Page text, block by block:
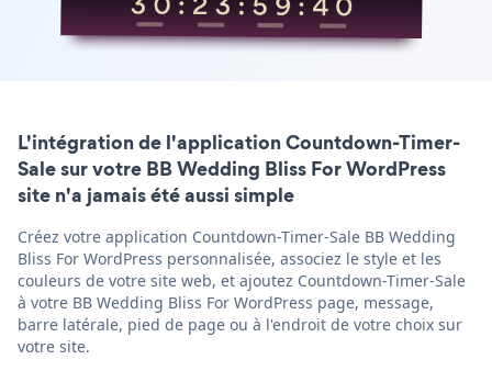
L'intégration de l'application Countdown-Timer-
Sale sur votre BB Wedding Bliss For WordPress
site n'a jamais été aussi simple
Créez votre application Countdown-Timer-Sale BB Wedding
Bliss For WordPress personnalisée, associez le style et les
couleurs de votre site web, et ajoutez Countdown-Timer-Sale
à votre BB Wedding Bliss For WordPress page, message,
barre latérale, pied de page ou à l'endroit de votre choix sur
votre site.